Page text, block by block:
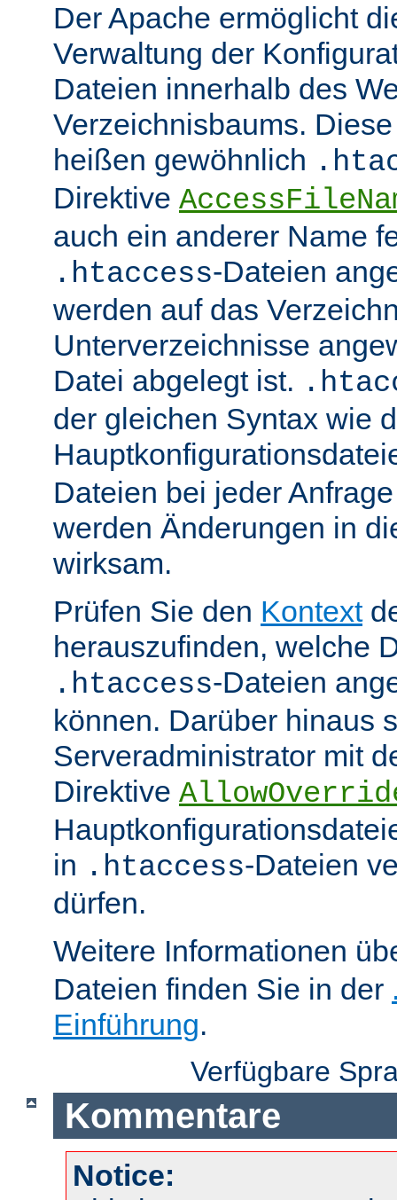
Der Apache ermöglicht
Verwaltung der
Dateien innerhalb des
Verzeichnisbaums.
heißen gewöhnlich
Direktive
auch ein anderer Name
.htaccess-Dateien
werden auf das
Unterverzeichnisse
Datei abgelegt ist.
der gleichen Syntax wie
Dateien bei jeder
werden Änderungen in
wirksam.
Prüfen Sie den Kontext
herauszufinden, welche
.htaccess-Dateien
können. Darüber hinaus
Serveradministrator mit
Direktive
in .htaccess-Dateien
dürfen.
Weitere Informationen
Dateien finden Sie in der
Einführung.
Verfügbare
Kommentare
Notice: